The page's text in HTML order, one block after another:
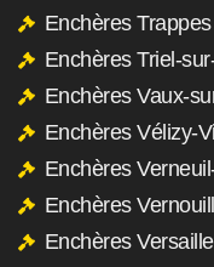
Enchères
Enchères Triel-
Enchères Vaux-
Enchères Vélizy-
Enchères
Enchères
Enchères